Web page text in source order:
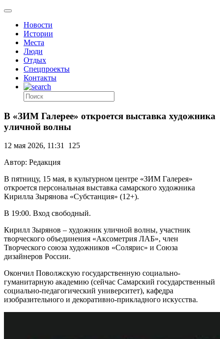
Новости
Истории
Места
Люди
Отдых
Спецпроекты
Контакты
В «ЗИМ Галерее» откроется выставка художника
уличной волны
12 мая 2026, 11:31 125
Автор: Редакция
В пятницу, 15 мая, в культурном центре «ЗИМ Галерея»
откроется персональная выставка самарского художника
Кирилла Зырянова «Субстанция» (12+).
В 19:00. Вход свободный.
Кирилл Зырянов – художник уличной волны, участник
творческого объединения «Аксометрия ЛАБ», член
Творческого союза художников «Солярис» и Союза
дизайнеров России.
Окончил Поволжскую государственную социально-
гуманитарную академию (сейчас Самарский государственный
социально-педагогический университет), кафедра
изобразительного и декоративно-прикладного искусства.